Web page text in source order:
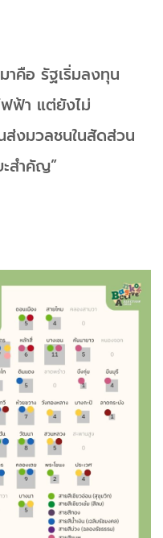
าคือ รัฐเริ่มลงทุน
ฟฟ้า แต่ยังไม่
ส่งมวลชนในสัดส่วน
สำคัญ”